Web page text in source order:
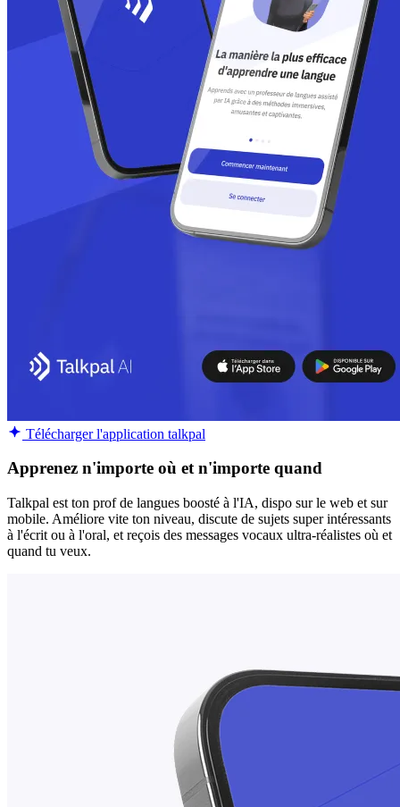
Télécharger l'application talkpal
Apprenez n'importe où et n'importe quand
Talkpal est ton prof de langues boosté à l'IA, dispo sur le web et sur
mobile. Améliore vite ton niveau, discute de sujets super intéressants
à l'écrit ou à l'oral, et reçois des messages vocaux ultra-réalistes où et
quand tu veux.